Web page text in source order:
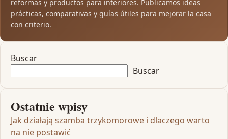
reformas y productos para interiores. Publicamos ideas
prácticas, comparativas y guías útiles para mejorar la casa
con criterio.
Buscar
Buscar
Ostatnie wpisy
Jak działają szamba trzykomorowe i dlaczego warto
na nie postawić